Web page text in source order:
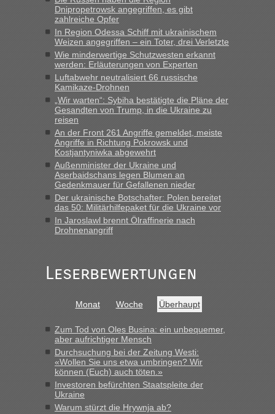
15.6. in Krakovets rüber. Sehr zeitig los gegen 5 Uhr in der
Früh. Mit sehr sehr wenig Verkehr, super bis zur Grenze. Nur
8 PKW vor der Schranke....“
inBerichte und Reisetipps • Re: An welchem
Grenzübergang zwischen Polen und der Ukraine geht es am
schnellsten?
„Gestern 6 Stunden warten vor der Grenze Richtung Polen
in Krakowez mit dem Kleinbus. Abfertigung ging dann
schnell da auch Passagiere mit EU-Pass dabei waren“
Bernd D-UAinBerichte und Reisetipps • Re: An welchem
Grenzübergang zwischen Polen und der Ukraine geht es am
schnellsten?
„Bin am Montag 15.6.26 um 8 Uhr in Urgyniw ausgereist,
das erste Mal an einem Montagmorgen ca. 15 Fahrzeuge
vor mir, bin sonst der Erste oder Zweite, egal, nach ca 20
Minuten wurde dann die nächste Welle...“
schnellsten?
Polen. Zb. Krakovets 100 PKW ca. 10 h Wartezeit. Wollen
Montag rüber, versuchen es sehr früh.“
Dnipropetrowsk angegriffen, es gibt
zahlreiche Opfer
In Region Odessa Schiff mit ukrainischem
Weizen angegriffen – ein Toter, drei Verletzte
Wie minderwertige Schutzwesten erkannt
werden: Erläuterungen von Experten
Luftabwehr neutralisiert 66 russische
Kamikaze-Drohnen
„Wir warten“: Sybiha bestätigte die Pläne der
Gesandten von Trump, in die Ukraine zu
reisen
An der Front 261 Angriffe gemeldet, meiste
Angriffe in Richtung Pokrowsk und
Kostjantyniwka abgewehrt
Außenminister der Ukraine und
Aserbaidschans legen Blumen an
Gedenkmauer für Gefallenen nieder
Der ukrainische Botschafter: Polen bereitet
das 50: Militärhilfepaket für die Ukraine vor
In Jaroslawl brennt Ölraffinerie nach
Drohnenangriff
Leserbewertungen
Monat Woche Überhaupt
Zum Tod von Oles Busina: ein unbequemer,
aber aufrichtiger Mensch
Durchsuchung bei der Zeitung Westi:
«Wollen Sie uns etwa umbringen? Wir
können (Euch) auch töten.»
Investoren befürchten Staatspleite der
Ukraine
Warum stürzt die Hrywnja ab?